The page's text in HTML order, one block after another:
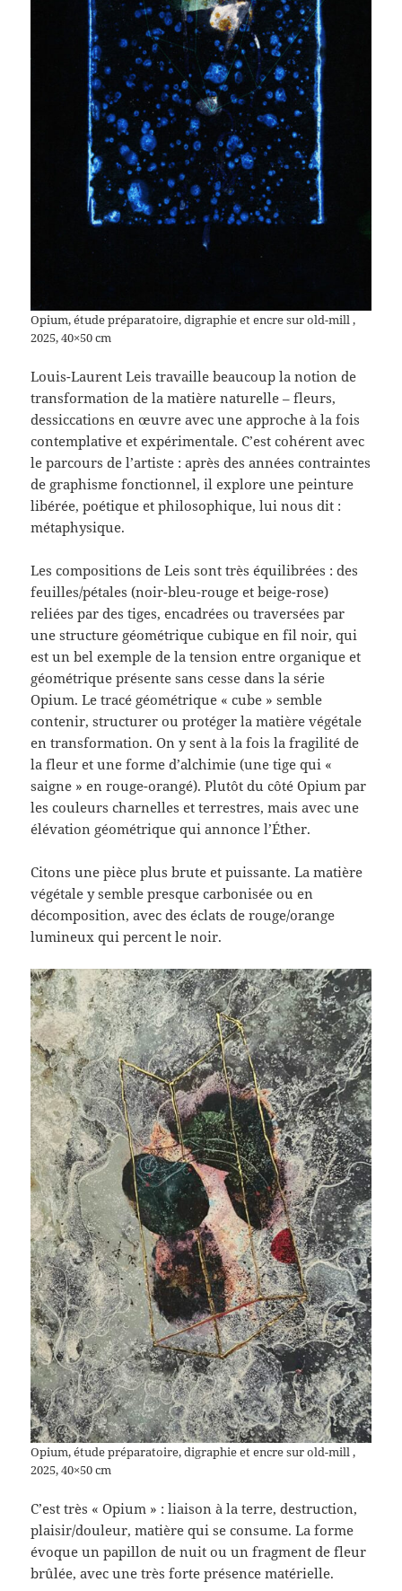
Opium, étude préparatoire, digraphie et encre sur old-mill ,
2025, 40×50 cm
Louis-Laurent Leis travaille beaucoup la notion de
transformation de la matière naturelle – fleurs,
dessiccations en œuvre avec une approche à la fois
contemplative et expérimentale. C’est cohérent avec
le parcours de l’artiste : après des années contraintes
de graphisme fonctionnel, il explore une peinture
libérée, poétique et philosophique, lui nous dit :
métaphysique.
Les compositions de Leis sont très équilibrées : des
feuilles/pétales (noir-bleu-rouge et beige-rose)
reliées par des tiges, encadrées ou traversées par
une structure géométrique cubique en fil noir, qui
est un bel exemple de la tension entre organique et
géométrique présente sans cesse dans la série
Opium. Le tracé géométrique « cube » semble
contenir, structurer ou protéger la matière végétale
en transformation. On y sent à la fois la fragilité de
la fleur et une forme d’alchimie (une tige qui «
saigne » en rouge-orangé). Plutôt du côté Opium par
les couleurs charnelles et terrestres, mais avec une
élévation géométrique qui annonce l’Éther.
Citons une pièce plus brute et puissante. La matière
végétale y semble presque carbonisée ou en
décomposition, avec des éclats de rouge/orange
lumineux qui percent le noir.
Opium, étude préparatoire, digraphie et encre sur old-mill ,
2025, 40×50 cm
C’est très « Opium » : liaison à la terre, destruction,
plaisir/douleur, matière qui se consume. La forme
évoque un papillon de nuit ou un fragment de fleur
brûlée, avec une très forte présence matérielle.